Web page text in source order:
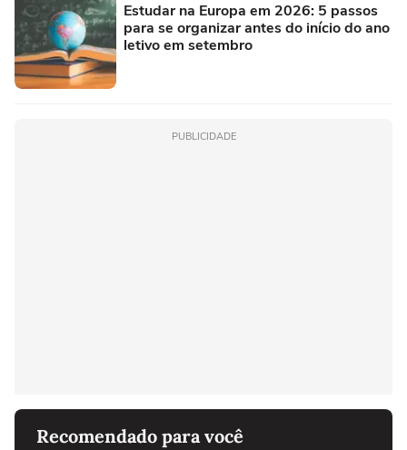
Estudar na Europa em 2026: 5 passos
para se organizar antes do início do ano
letivo em setembro
PUBLICIDADE
Recomendado para você